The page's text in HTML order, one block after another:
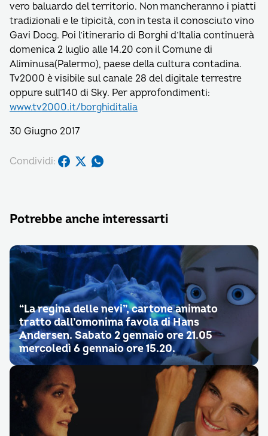
vero baluardo del territorio. Non mancheranno i piatti
tradizionali e le tipicità, con in testa il conosciuto vino
Gavi Docg. Poi l’itinerario di Borghi d’Italia continuerà
domenica 2 luglio alle 14.20 con il Comune di
Aliminusa(Palermo), paese della cultura contadina.
Tv2000 è visibile sul canale 28 del digitale terrestre
oppure sull’140 di Sky. Per approfondimenti:
www.tv2000.it/borghiditalia
30 Giugno 2017
Condividi:
Potrebbe anche interessarti
“La regina delle nevi”, cartone animato
tratto dall’omonima favola di Hans
Andersen. Sabato 2 gennaio ore 21.05
mercoledì 6 gennaio ore 15.20.